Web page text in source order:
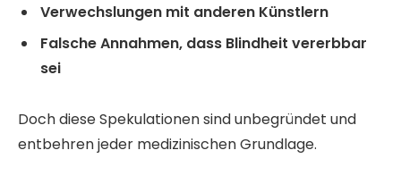
Verwechslungen mit anderen Künstlern
Falsche Annahmen, dass Blindheit vererbbar
sei
Doch diese Spekulationen sind unbegründet und
entbehren jeder medizinischen Grundlage.